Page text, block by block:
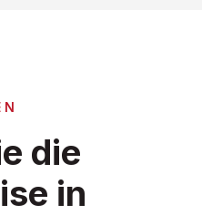
die
in